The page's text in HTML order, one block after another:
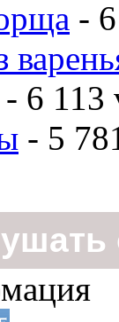
-
- 6 113
- 5